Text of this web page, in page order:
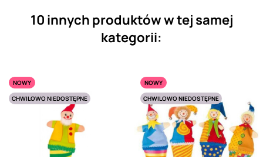
10 innych produktów w tej samej
kategorii:
NOWY
CHWILOWO NIEDOSTĘPNE
NOWY
CHWILOWO NIEDOSTĘPNE